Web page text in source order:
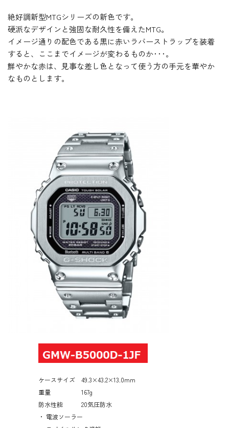
絶好調新型MTGシリーズの新色です。
硬派なデザインと強固な耐久性を備えたMTG。
イメージ通りの配色である黒に赤いラバーストラップを装着
すると、ここまでイメージが変わるものか･･･。
鮮やかな赤は、見事な差し色となって使う方の手元を華やか
なものとします。
ケースサイズ 49.3×43.2×13.0mm
重量 167g
防水性能 20気圧防水
・ 電波ソーラー